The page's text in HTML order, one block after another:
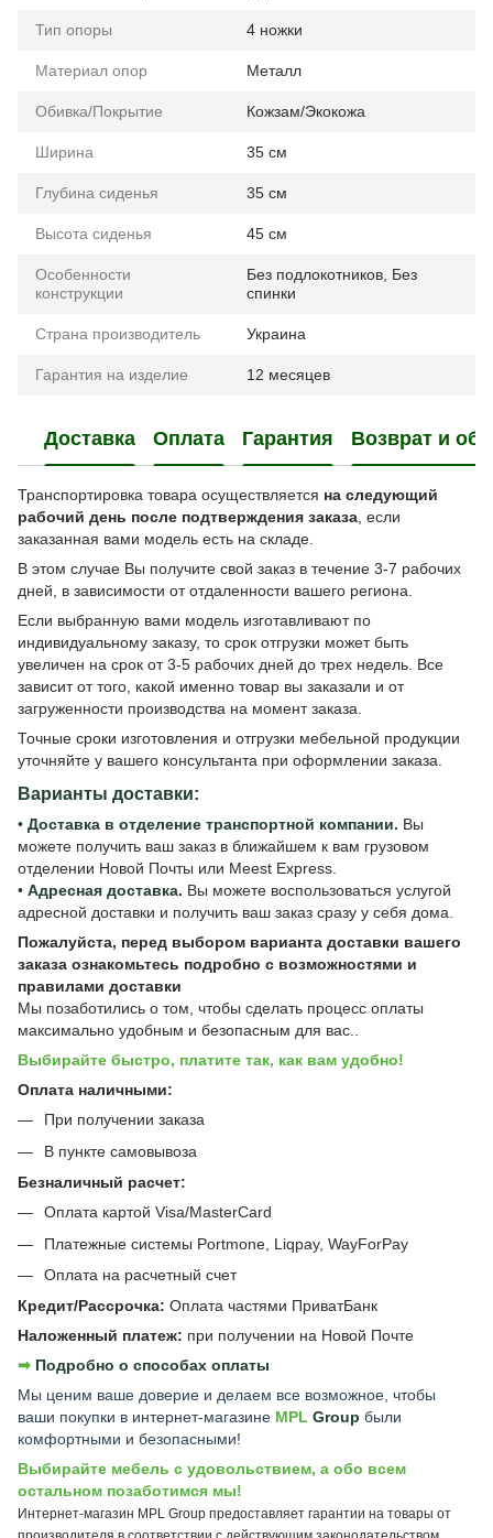
Тип опоры 4 ножки
Материал опор Металл
Обивка/Покрытие Кожзам/Экокожа
Ширина 35 см
Глубина сиденья 35 см
Высота сиденья 45 см
Особенности
конструкции
Без подлокотников Без
спинки
Страна производитель Украина
Гарантия на изделие 12 месяцев
Доставка Оплата Гарантия Возврат и
Транспортировка товара осуществляется на следующий
рабочий день после подтверждения заказа , если
заказанная вами модель есть на складе.
В этом случае Вы получите свой заказ в течение 3-7 рабочих
дней, в зависимости от отдаленности вашего региона.
Если выбранную вами модель изготавливают по
индивидуальному заказу, то срок отгрузки может быть
увеличен на срок от 3-5 рабочих дней до трех недель. Все
зависит от того, какой именно товар вы заказали и от
загруженности производства на момент заказа.
Точные сроки изготовления и отгрузки мебельной продукции
уточняйте у вашего консультанта при оформлении заказа.
Варианты доставки:
• Доставка в отделение транспортной компании. Вы
можете получить ваш заказ в ближайшем к вам грузовом
отделении Новой Почты или Meest Express.
• Адресная доставка. Вы можете воспользоваться услугой
адресной доставки и получить ваш заказ сразу у себя дома.
Пожалуйста, перед выбором варианта доставки вашего
заказа ознакомьтесь подробно с возможностями и
правилами доставки
Мы позаботились о том, чтобы сделать процесс оплаты
максимально удобным и безопасным для вас..
Выбирайте быстро, платите так, как вам удобно!
Оплата наличными:
При получении заказа
В пункте самовывоза
Безналичный расчет:
Оплата картой Visa/MasterCard
Платежные системы Portmone, Liqpay, WayForPay
Оплата на расчетный счет
Кредит/Рассрочка: Оплата частями ПриватБанк
Наложенный платеж: при получении на Новой Почте
➡︎ Подробно о способах оплаты
Мы ценим ваше доверие и делаем все возможное, чтобы
ваши покупки в интернет-магазине MPL Group были
комфортными и безопасными!
Выбирайте мебель с удовольствием, а обо всем
остальном позаботимся мы!
Интернет-магазин MPL Group предоставляет гарантии на товары от